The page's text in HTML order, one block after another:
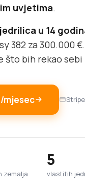
uvjetima.
u 14
382 za 300.000
što bih rekao sebi
mjesec
zemalja
5
vlastitih